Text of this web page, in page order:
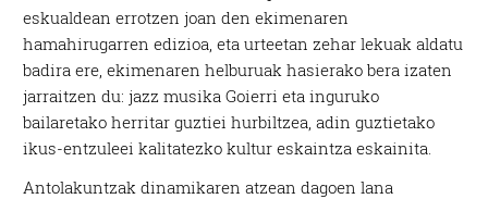
eskualdean errotzen joan den ekimenaren
hamahirugarren edizioa, eta urteetan zehar lekuak aldatu
badira ere, ekimenaren helburuak hasierako bera izaten
jarraitzen du: jazz musika Goierri eta inguruko
bailaretako herritar guztiei hurbiltzea, adin guztietako
ikus-entzuleei kalitatezko kultur eskaintza eskainita.
Antolakuntzak dinamikaren atzean dagoen lana